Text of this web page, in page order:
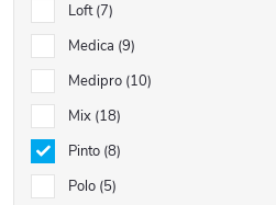
Loft 7
Medica 9
Medipro 10
Mix 18
Pinto 8
Polo 5